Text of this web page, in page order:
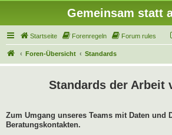
Gemeinsam statt
Startseite Forenregeln Forum rules
Foren-Übersicht Standards
Standards der Arbeit
Zum Umgang unseres Teams mit Daten und
Beratungskontakten.